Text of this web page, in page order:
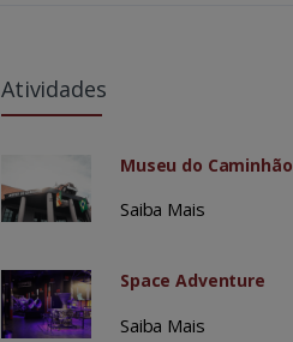
Atividades
Museu do Caminhão
Saiba Mais
Space Adventure
Saiba Mais